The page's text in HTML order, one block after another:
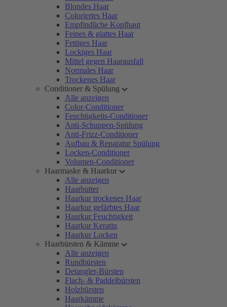
Blondes Haar
Coloriertes Haar
Empfindliche Kopfhaut
Feines & glattes Haar
Fettiges Haar
Lockiges Haar
Mittel gegen Haarausfall
Normales Haar
Trockenes Haar
Conditioner & Spülung
Alle anzeigen
Color-Conditioner
Feuchtigkeits-Conditioner
Anti-Schuppen-Spülung
Anti-Frizz-Conditioner
Aufbau & Reparatur Spülung
Locken-Conditioner
Volumen-Conditioner
Haarmaske & Haarkur
Alle anzeigen
Haarbutter
Haarkur trockenes Haar
Haarkur gefärbtes Haar
Haarkur Feuchtigkeit
Haarkur Keratin
Haarkur Locken
Haarbürsten & Kämme
Alle anzeigen
Rundbürsten
Detangler-Bürsten
Flach- & Paddelbürsten
Holzbürsten
Haarkämme